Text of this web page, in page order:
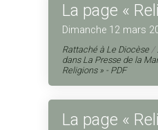
La page «
Dimanche 12 mars
Rattaché à Le Diocèse /
dans La Presse de la
Religions » - PDF
La page «